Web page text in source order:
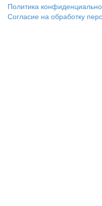
Политика
Согласие на обработку